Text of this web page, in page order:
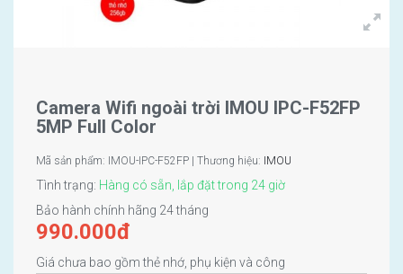
Camera Wifi ngoài trời IMOU IPC-F52FP
5MP Full Color
Mã sản phẩm: IMOU-IPC-F52FP | Thương hiệu: IMOU
Tình trạng: Hàng có sẵn, lắp đặt trong 24 giờ
Bảo hành chính hãng 24 tháng
990.000đ
Giá chưa bao gồm thẻ nhớ, phụ kiện và công